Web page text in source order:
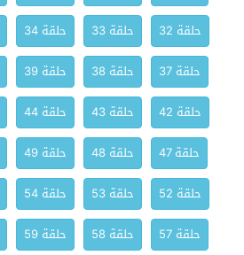
حلقة 32
حلقة 33 حلقة 34
حلقة 37
حلقة 38 حلقة 39
حلقة 42
حلقة 43 حلقة 44
حلقة 47
حلقة 48 حلقة 49
حلقة 52
حلقة 53 حلقة 54
حلقة 57
حلقة 58 حلقة 59